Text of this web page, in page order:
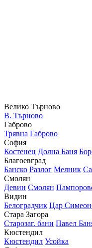
Велико Търново
В. Търново
Габрово
Трявна Габрово
София
Костенец Долна Баня
Благоевград
Банско Разлог Мелник
Смолян
Девин Смолян
Видин
Белоградчик Цар
Стара Загора
Старозаг. бани Павел
Кюстендил
Кюстендил Усойка